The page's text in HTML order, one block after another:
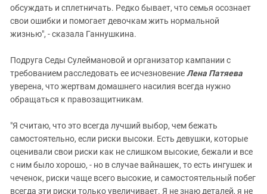
обсуждать и сплетничать. Редко бывает, что семья осознает
свои ошибки и помогает девочкам жить нормальной
жизнью", - сказала Ганнушкина.
Подруга Седы Сулеймановой и организатор кампании с
требованием расследовать ее исчезновениеЛена Патяева
уверена, что жертвам домашнего насилия всегда нужно
обращаться к правозащитникам.
"Я считаю, что это всегда лучший выбор, чем бежать
самостоятельно, если риски высоки. Есть девушки, которые
оценивали свои риски как не слишком высокие, бежали и все
с ним было хорошо, - но в случае вайнашек, то есть ингушек и
чеченок, риски чаще всего высокие, и самостоятельный побег
всегда эти риски только увеличивает. Я не знаю деталей, я не